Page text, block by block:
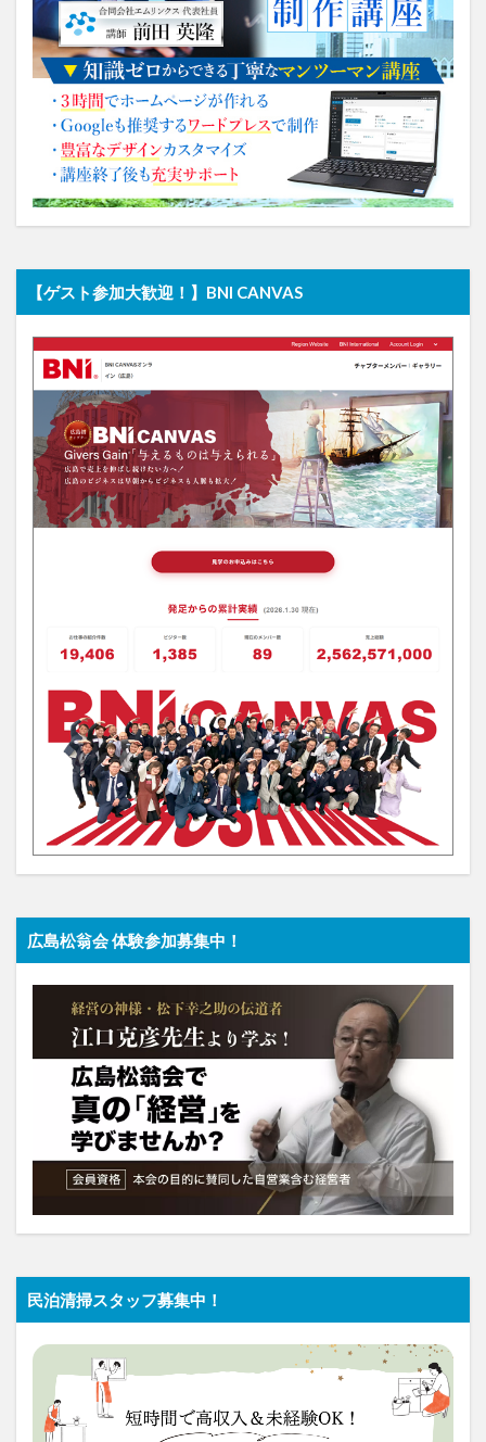
【ゲスト参加大歓迎！】BNI CANVAS
広島松翁会 体験参加募集中！
民泊清掃スタッフ募集中！